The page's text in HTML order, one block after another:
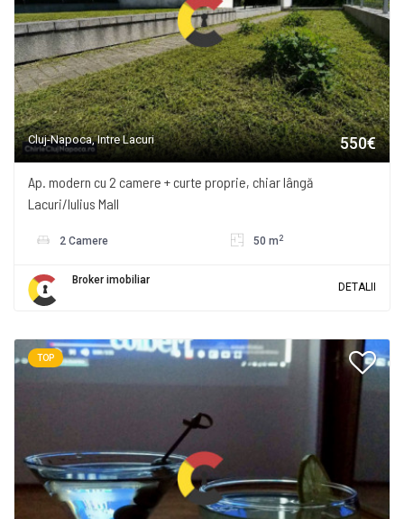
Cluj-Napoca, Intre Lacuri 550€
Ap. modern cu 2 camere + curte proprie, chiar lângă
Lacuri/Iulius Mall
2 Camere 50 m 2
Broker imobiliar
DETALII
TOP